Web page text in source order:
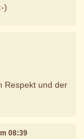
)
Respekt und der
08:39